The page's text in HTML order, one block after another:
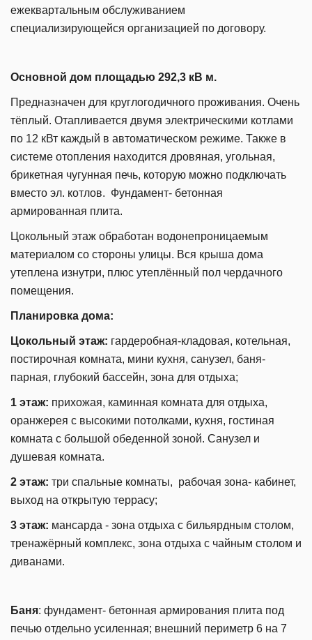
ежеквартальным обслуживанием
специализирующейся организацией по договору.
Основной дом площадью 292,3 кВ м.
П редназначен для круглогодичного проживания. Очень
тёплый. Отапливается двумя электрическими котлами
по 12 кВт каждый в автоматическом режиме. Также в
системе отопления находится дровяная, угольная,
брикетная чугунная печь, которую можно подключать
вместо эл. котлов. Фундамент- бетонная
армированная плита.
Цокольный этаж обработан водонепроницаемым
материалом со стороны улицы. Вся крыша дома
утеплена изнутри, плюс утеплённый пол чердачного
помещения.
Планировка дома:
Цокольный этаж: гардеробная-кладовая, котельная,
постирочная комната, мини кухня, санузел, баня-
парная, глубокий бассейн, зона для отдыха;
1 этаж: прихожая, каминная комната для отдыха,
оранжерея с высокими потолками, кухня, гостиная
комната с большой обеденной зоной. Санузел и
душевая комната.
2 этаж: три спальные комнаты, рабочая зона- кабинет,
выход на открытую террасу;
3 этаж: мансарда - зона отдыха с бильярдным столом,
тренажёрный комплекс, зона отдыха с чайным столом и
диванами.
Баня: фундамент- бетонная армирования плита под
печью отдельно усиленная; внешний периметр 6 на 7